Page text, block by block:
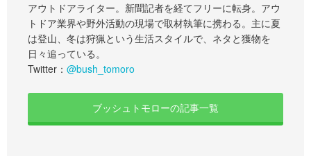
アウトドアライター。新聞記者を経てフリーに転身。アウ
トドア業界や野外活動の現場で取材執筆に携わる。主に夏
は登山、冬は狩猟という生活スタイルで、ネタと獲物を
日々追っている。
Twitter： @bush_tomoro
ブッシュトモローの記事一覧